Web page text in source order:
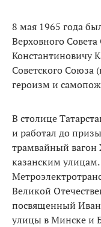
8 мая 1965 года
Верховного
Константиновичу
Советского Союза
героизм и
В столице
и работал до
трамвайный
казанским
Великой
посвященный
улицы в Минске и